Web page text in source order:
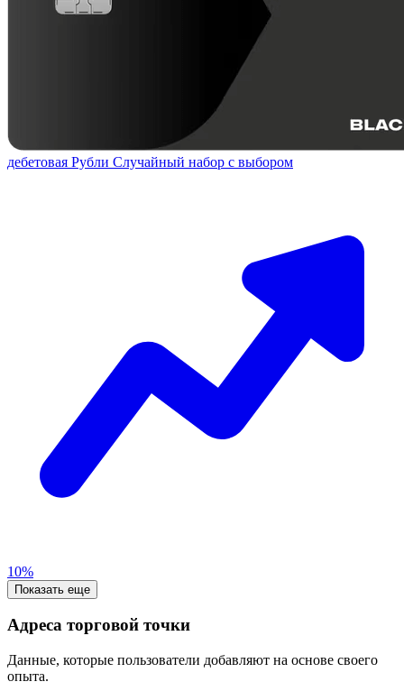
дебетовая Рубли Случайный набор с выбором
10%
Показать еще
Адреса торговой точки
Данные, которые пользователи добавляют на основе своего
опыта.